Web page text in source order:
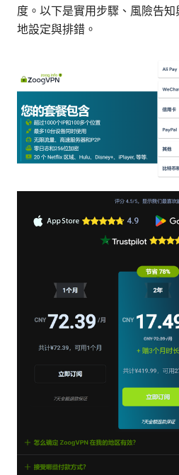
度。以下是實用步驟、風險告
地設定與排錯。